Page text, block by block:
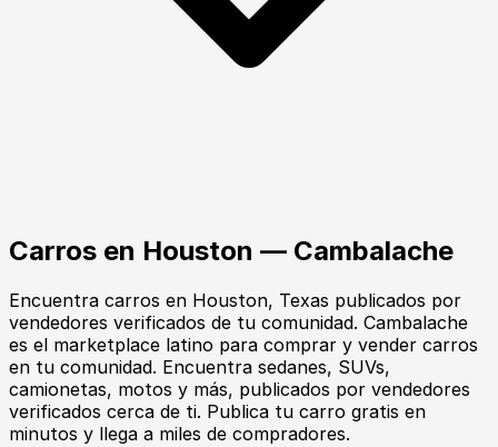
Carros en Houston — Cambalache
Encuentra carros en Houston, Texas publicados por
vendedores verificados de tu comunidad. Cambalache
es el marketplace latino para comprar y vender carros
en tu comunidad. Encuentra sedanes, SUVs,
camionetas, motos y más, publicados por vendedores
verificados cerca de ti. Publica tu carro gratis en
minutos y llega a miles de compradores.